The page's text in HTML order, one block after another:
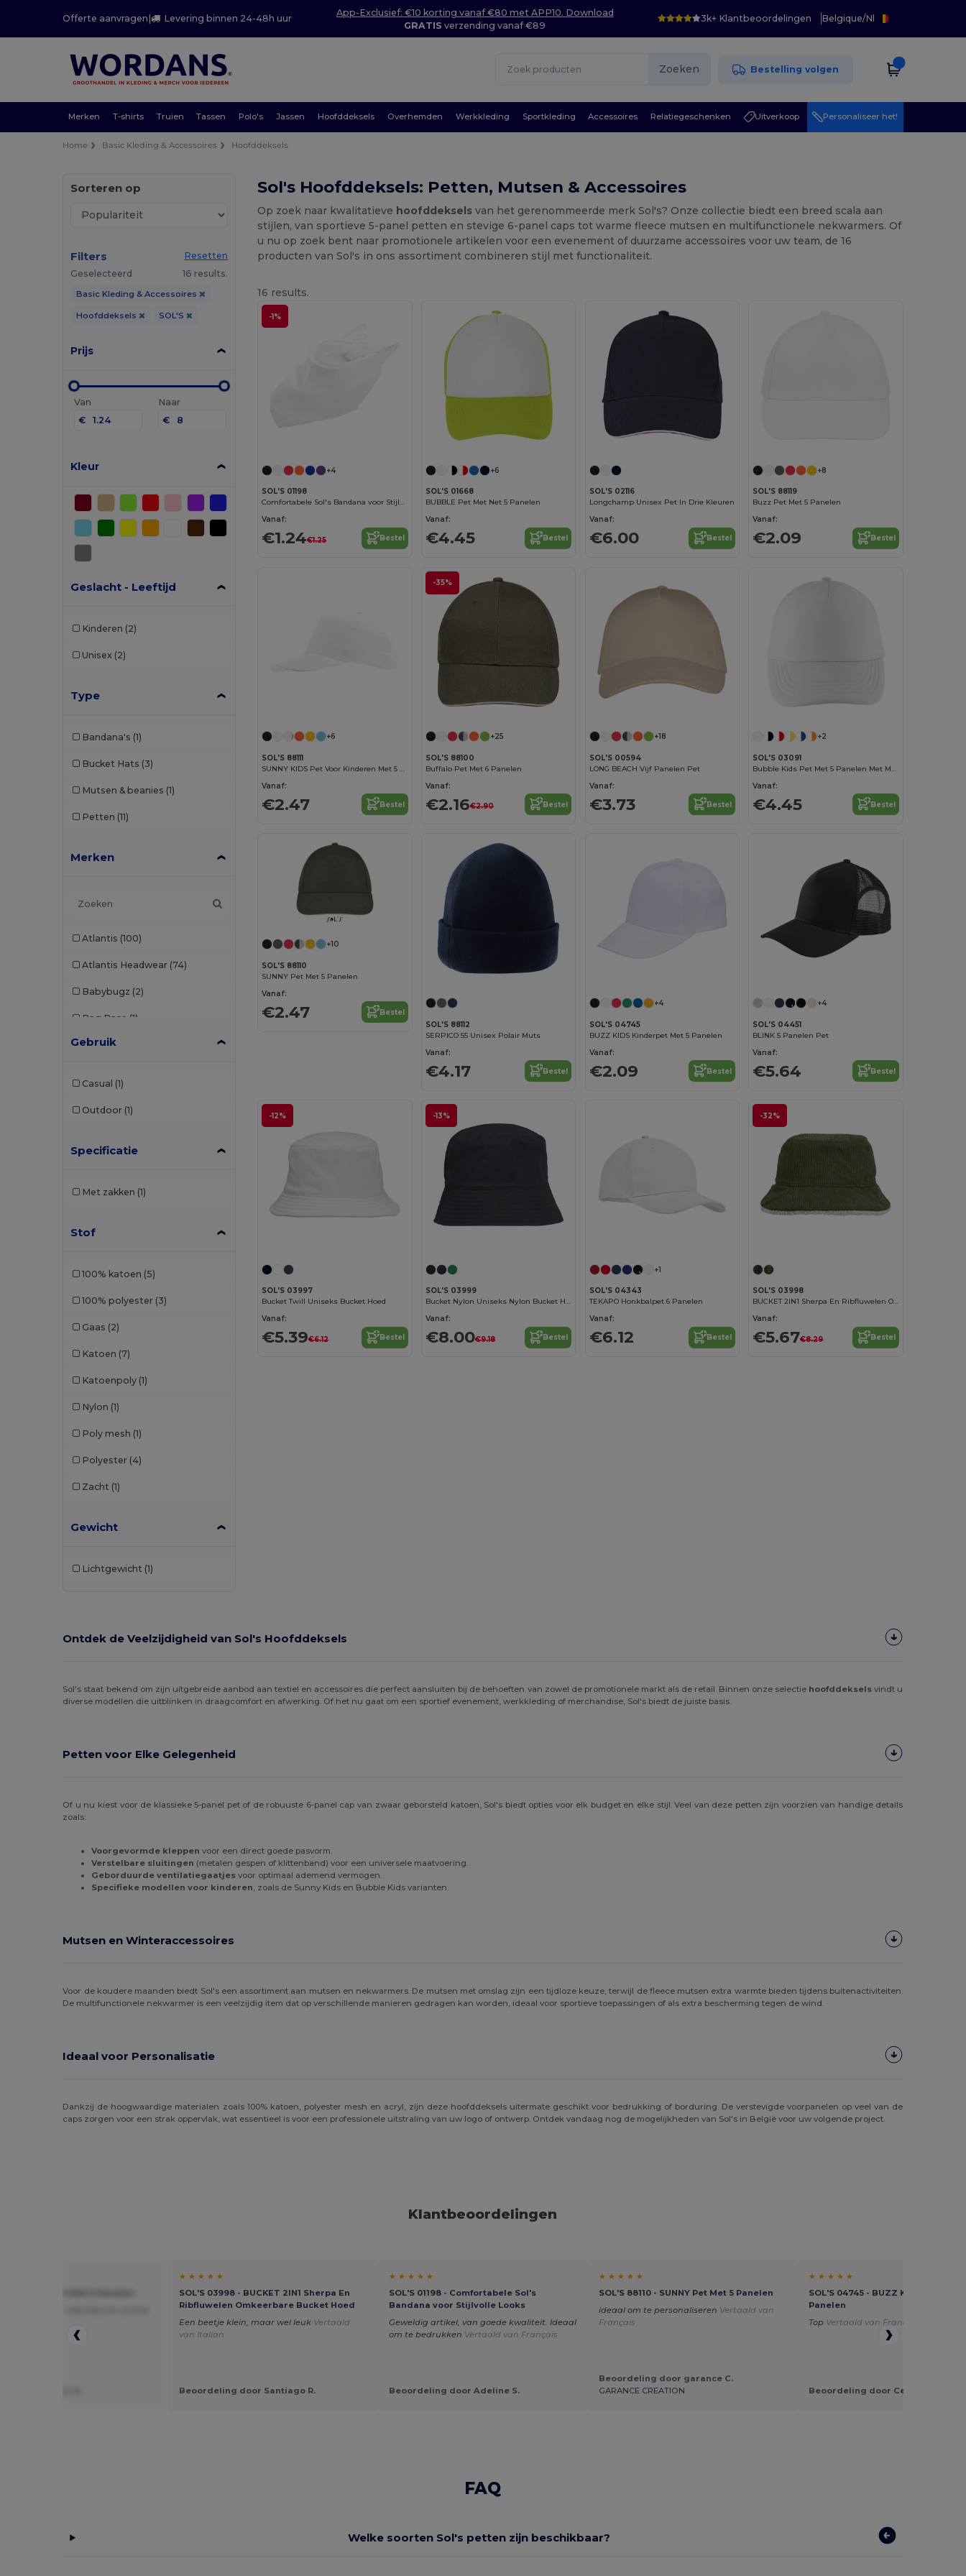
Offerte aanvragen | Levering binnen 24-48h uur
App-Exclusief: €10 korting vanaf €80 met APP10. Download
GRATIS verzending vanaf €89
3k+ Klantbeoordelingen Belgique/Nl
Zoeken Bestelling volgen
Merken T-shirts Truien Tassen Polo's Jassen Hoofddeksels Overhemden Werkkleding Sportkleding Accessoires Relatiegeschenken Uitverkoop Personaliseer het!
Home Basic Kleding & Accessoires Hoofddeksels
Sorteren op
Filters
Resetten
Geselecteerd
16 results.
Basic Kleding & Accessoires
Hoofddeksels SOL'S
Prijs
Van
€
Naar
€
Kleur
Geslacht - Leeftijd
Kinderen (2)
Unisex (2)
Type
Bandana's (1)
Bucket Hats (3)
Mutsen & beanies (1)
Petten (11)
Merken
Atlantis (100)
Atlantis Headwear (74)
Babybugz (2)
Bag Base (1)
Beechfield
Egotier (28)
Elevate Life
Napapijri
Neutral
Timberland
Velilla (1)
Gebruik
Casual (1)
Outdoor (1)
Specificatie
Met zakken (1)
Stof
100% katoen (5)
100% polyester (3)
Gaas (2)
Katoen (7)
Katoenpoly (1)
Nylon (1)
Poly mesh (1)
Polyester (4)
Zacht (1)
Gewicht
Lichtgewicht (1)
Sol's Hoofddeksels: Petten, Mutsen & Accessoires
Op zoek naar kwalitatieve hoofddeksels van het gerenommeerde merk Sol's? Onze collectie biedt een breed scala aan
stijlen, van sportieve 5-panel petten en stevige 6-panel caps tot warme fleece mutsen en multifunctionele nekwarmers. Of
u nu op zoek bent naar promotionele artikelen voor een evenement of duurzame accessoires voor uw team, de 16
producten van Sol's in ons assortiment combineren stijl met functionaliteit.
16 results.
-1%
+4
SOL'S 01198
Comfortabele Sol's Bandana voor Stijlvolle Looks
Vanaf:
€1.24€1.25 Bestel
+6
SOL'S 01668
BUBBLE Pet Met Net 5 Panelen
Vanaf:
€4.45 Bestel
SOL'S 02116
Longchamp Unisex Pet In Drie Kleuren
Vanaf:
€6.00 Bestel
+8
SOL'S 88119
Buzz Pet Met 5 Panelen
Vanaf:
€2.09 Bestel
+6
SOL'S 88111
SUNNY KIDS Pet Voor Kinderen Met 5 Panelen
Vanaf:
€2.47 Bestel
-35%
+25
SOL'S 88100
Buffalo Pet Met 6 Panelen
Vanaf:
€2.16€2.90 Bestel
+18
SOL'S 00594
LONG BEACH Vijf Panelen Pet
Vanaf:
€3.73 Bestel
+2
SOL'S 03091
Bubble Kids Pet Met 5 Panelen Met Mesh
Vanaf:
€4.45 Bestel
+10
SOL'S 88110
SUNNY Pet Met 5 Panelen
Vanaf:
€2.47
Bestel
SOL'S 88112
SERPICO 55 Unisex Polair Muts
Vanaf:
€4.17 Bestel
+4
SOL'S 04745
BUZZ KIDS Kinderpet Met 5 Panelen
Vanaf:
€2.09 Bestel
+4
SOL'S 04451
BLINK 5 Panelen Pet
Vanaf:
€5.64 Bestel
-12%
SOL'S 03997
Bucket Twill Uniseks Bucket Hoed
Vanaf:
€5.39€6.12 Bestel
-13%
SOL'S 03999
Bucket Nylon Uniseks Nylon Bucket Hoed
Vanaf:
€8.00€9.18 Bestel
+1
SOL'S 04343
TEKAPO Honkbalpet 6 Panelen
Vanaf:
€6.12 Bestel
-32%
SOL'S 03998
BUCKET 2IN1 Sherpa En Ribfluwelen Omkeerbare Bucket Hoed
Vanaf:
€5.67€8.29 Bestel
Ontdek de Veelzijdigheid van Sol's Hoofddeksels
Sol's staat bekend om zijn uitgebreide aanbod aan textiel en accessoires die perfect aansluiten bij de behoeften van zowel de promotionele markt als de retail. Binnen onze selectie hoofddeksels vindt u
diverse modellen die uitblinken in draagcomfort en afwerking. Of het nu gaat om een sportief evenement, werkkleding of merchandise, Sol's biedt de juiste basis.
Petten voor Elke Gelegenheid
Of u nu kiest voor de klassieke 5-panel pet of de robuuste 6-panel cap van zwaar geborsteld katoen, Sol's biedt opties voor elk budget en elke stijl. Veel van deze petten zijn voorzien van handige details
zoals:
Voorgevormde kleppen voor een direct goede pasvorm.
Verstelbare sluitingen (metalen gespen of klittenband) voor een universele maatvoering.
Geborduurde ventilatiegaatjes voor optimaal ademend vermogen.
Specifieke modellen voor kinderen , zoals de Sunny Kids en Bubble Kids varianten.
Mutsen en Winteraccessoires
Voor de koudere maanden biedt Sol's een assortiment aan mutsen en nekwarmers. De mutsen met omslag zijn een tijdloze keuze, terwijl de fleece mutsen extra warmte bieden tijdens buitenactiviteiten.
De multifunctionele nekwarmer is een veelzijdig item dat op verschillende manieren gedragen kan worden, ideaal voor sportieve toepassingen of als extra bescherming tegen de wind.
Ideaal voor Personalisatie
Dankzij de hoogwaardige materialen zoals 100% katoen, polyester mesh en acryl, zijn deze hoofddeksels uitermate geschikt voor bedrukking of borduring. De verstevigde voorpanelen op veel van de
caps zorgen voor een strak oppervlak, wat essentieel is voor een professionele uitstraling van uw logo of ontwerp. Ontdek vandaag nog de mogelijkheden van Sol's in België voor uw volgende project.
Klantbeoordelingen
★ ★ ★ ★ ★
SOL'S 03998 - BUCKET 2IN1 Sherpa En
Ribfluwelen Omkeerbare Bucket Hoed
Een beetje klein, maar wel leuk Vertaald
van Italian
Beoordeling door Santiago R.
★ ★ ★ ★ ★
SOL'S 01198 - Comfortabele Sol's
Bandana voor Stijlvolle Looks
Geweldig artikel, van goede kwaliteit. Ideaal
om te bedrukken Vertaald van Français
Beoordeling door Adeline S.
★ ★ ★ ★ ★
SOL'S 88110 - SUNNY Pet Met 5 Panelen
ideaal om te personaliseren Vertaald van
Français
Beoordeling door garance C.
GARANCE CREATION
★ ★ ★ ★ ★
SOL'S 04745 - BUZZ KIDS
Panelen
Top Vertaald van Français
Beoordeling door Celine L.
FAQ
Welke soorten Sol's petten zijn beschikbaar?